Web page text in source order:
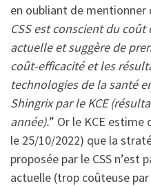
en oubliant de mentionner
CSS est conscient du coût
actuelle et suggère de
coût-efficacité et les
technologies de la santé
Shingrix par le KCE
année).” Or le KCE
le 25/10/2022) que la
proposée par le CSS n’est
actuelle (trop coûteuse